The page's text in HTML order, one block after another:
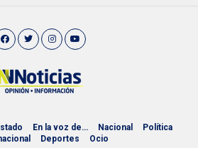
En la voz de… Nacional
Política
Deportes Ocio